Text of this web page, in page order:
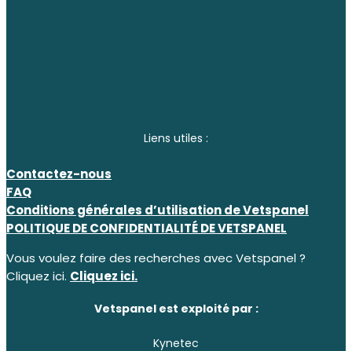
Liens utiles :
Contactez-nous
FAQ
Conditions générales d’utilisation de Vetspanel
POLITIQUE DE CONFIDENTIALITÉ DE VETSPANEL
Vous voulez faire des recherches avec Vetspanel ?
Cliquez ici. Cliquez ici.
Vetspanel est exploité par :
Kynetec